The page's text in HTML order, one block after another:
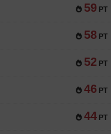
59 PT
58 PT
52 PT
46 PT
44 PT